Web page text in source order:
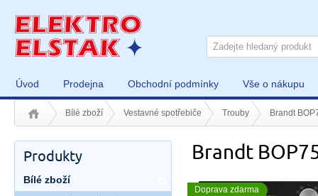
Úvod Prodejna Obchodní podmínky Vše o nákupu
Bílé zboží Vestavné spotřebiče Trouby Brandt
Brandt
Doprava zdarma
Produkty
Bílé zboží